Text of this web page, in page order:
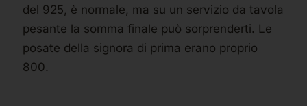
del 925, è normale, ma su un servizio da tavola
pesante la somma finale può sorprenderti. Le
posate della signora di prima erano proprio
800.